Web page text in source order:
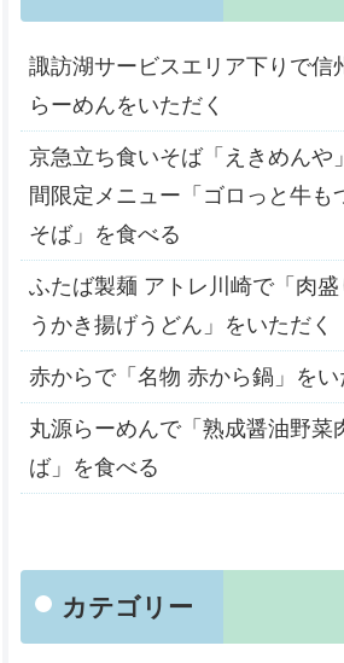
諏訪湖サービスエリア下りで信
らーめんをいただく
京急立ち食いそば「えきめんや
間限定メニュー「ゴロっと牛も
そば」を食べる
ふたば製麺 アトレ川崎で「肉盛
うかき揚げうどん」をいただく
赤からで「名物 赤から鍋」をい
丸源らーめんで「熟成醤油野菜
ば」を食べる
カテゴリー